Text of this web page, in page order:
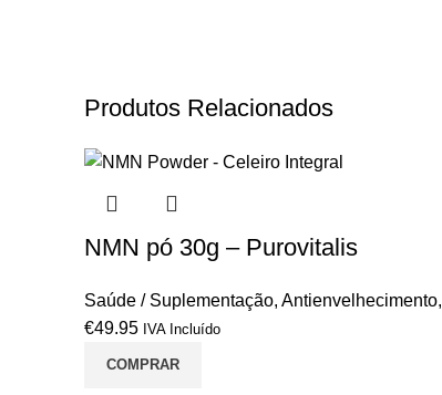
Produtos Relacionados
NMN pó 30g – Purovitalis
Saúde / Suplementação, Antienvelhecimento,
€49.95 IVA Incluído
COMPRAR